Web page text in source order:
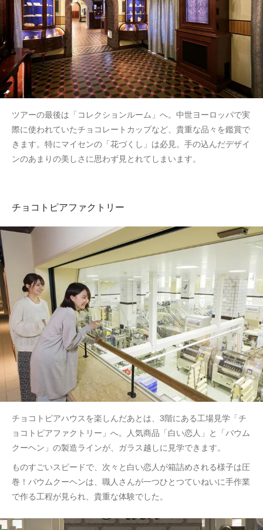
ツアーの最後は「コレクションルーム」へ。中世ヨーロッパで実
際に使われていたチョコレートカップなど、貴重な品々を鑑賞で
きます。特にマイセンの「花づくし」は必見。手の込んだデザイ
ンのあまりの美しさに思わず見とれてしまいます。
チョコトピアファクトリー
チョコトピアハウスを楽しんだあとは、3階にある工場見学「チ
ョコトピアファクトリー」へ。人気商品「白い恋人」と「バウム
クーヘン」の製造ラインが、ガラス越しに見学できます。
ものすごいスピードで、次々と白い恋人が箱詰めされる様子は圧
巻！バウムクーヘンは、職人さんが一つひとつていねいに手作業
で作る工程が見られ、貴重な体験でした。